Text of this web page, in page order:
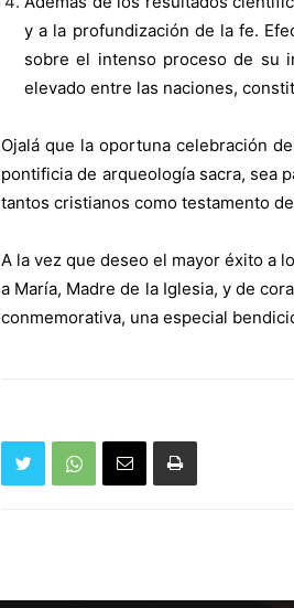
y a la profundización de la fe.
sobre el intenso proceso de su
elevado entre las naciones,
Ojalá que la oportuna celebración
pontificia de arqueología sacra, sea
tantos cristianos como testamento
A la vez que deseo el mayor éxito a
a María, Madre de la Iglesia, y de
conmemorativa, una especial